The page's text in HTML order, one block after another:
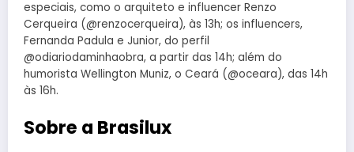
especiais, como o arquiteto e influencer Renzo
Cerqueira (@renzocerqueira), às 13h; os influencers,
Fernanda Padula e Junior, do perfil
@odiariodaminhaobra, a partir das 14h; além do
humorista Wellington Muniz, o Ceará (@oceara), das 14h
às 16h.
Sobre a Brasilux